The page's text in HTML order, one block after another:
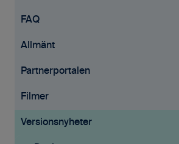
Grundinställningar
Ekonomisystem
Tid & Kvitton
Fakturering
Projekt
För administratörer
Konto & Betalning
Licenser
Tid & Kvitton
Uppdrag & Projekt
FAQ
Tid & Kvitton
Fakturering
Affärsmöjligheter
Affärsmöjligheter
Allmänt
Allmän information
GDPR
Partnerportalen
Guider
Documents
Filmer
Tid & Kvitton
Versionsnyheter